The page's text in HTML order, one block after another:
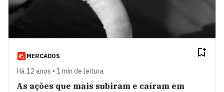
MERCADOS
Há 12 anos • 1 min de leitura
As ações que mais subiram e caíram em